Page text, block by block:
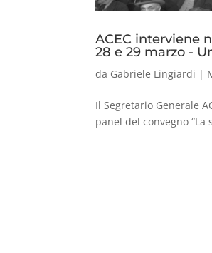
ACEC interviene
28 e 29 marzo -
da Gabriele Lingiardi |
Il Segretario Generale
panel del convegno “La